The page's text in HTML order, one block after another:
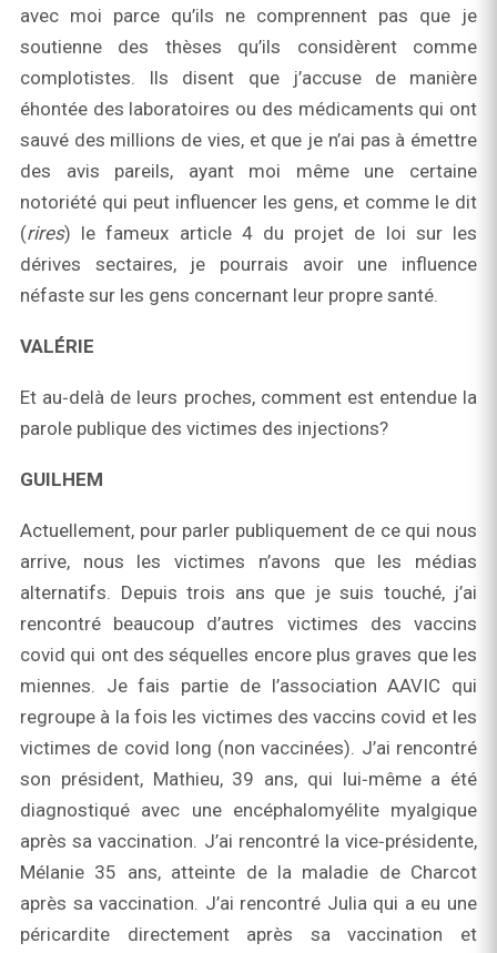
avec moi parce qu’ils ne comprennent pas que je
soutienne des thèses qu’ils considèrent comme
complotistes. Ils disent que j’accuse de manière
éhontée des laboratoires ou des médicaments qui ont
sauvé des millions de vies, et que je n’ai pas à émettre
des avis pareils, ayant moi même une certaine
notoriété qui peut influencer les gens, et comme le dit
(rires) le fameux article 4 du projet de loi sur les
dérives sectaires, je pourrais avoir une influence
néfaste sur les gens concernant leur propre santé.
VALÉRIE
Et au‑delà de leurs proches, comment est entendue la
parole publique des victimes des injections?
GUILHEM
Actuellement, pour parler publiquement de ce qui nous
arrive, nous les victimes n’avons que les médias
alternatifs. Depuis trois ans que je suis touché, j’ai
rencontré beaucoup d’autres victimes des vaccins
covid qui ont des séquelles encore plus graves que les
miennes. Je fais partie de l’association AAVIC qui
regroupe à la fois les victimes des vaccins covid et les
victimes de covid long (non vaccinées). J’ai rencontré
son président, Mathieu, 39 ans, qui lui‑même a été
diagnostiqué avec une encéphalomyélite myalgique
après sa vaccination. J’ai rencontré la vice‑présidente,
Mélanie 35 ans, atteinte de la maladie de Charcot
après sa vaccination. J’ai rencontré Julia qui a eu une
péricardite directement après sa vaccination et